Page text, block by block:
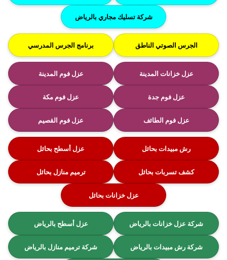
شركة تسليك مجاري بالرياض
الجرس الصوتي الناطق برنامج الجرس المدرسي
عزل خزانات المدينة عزل فوم المدينة
عزل فوم جدة عزل فوم مكة
عزل فوم الطائف عزل فوم القصيم
رش مبيدات بحائل عزل أسطح بحائل
كشف تسربات بحائل ترميم منازل بحائل
عزل خزانات بحائل
شركة عزل خزانات بالرياض عزل أسطح بالرياض
شركة رش مبيدات بالرياض شركة ترميم منازل بالرياض